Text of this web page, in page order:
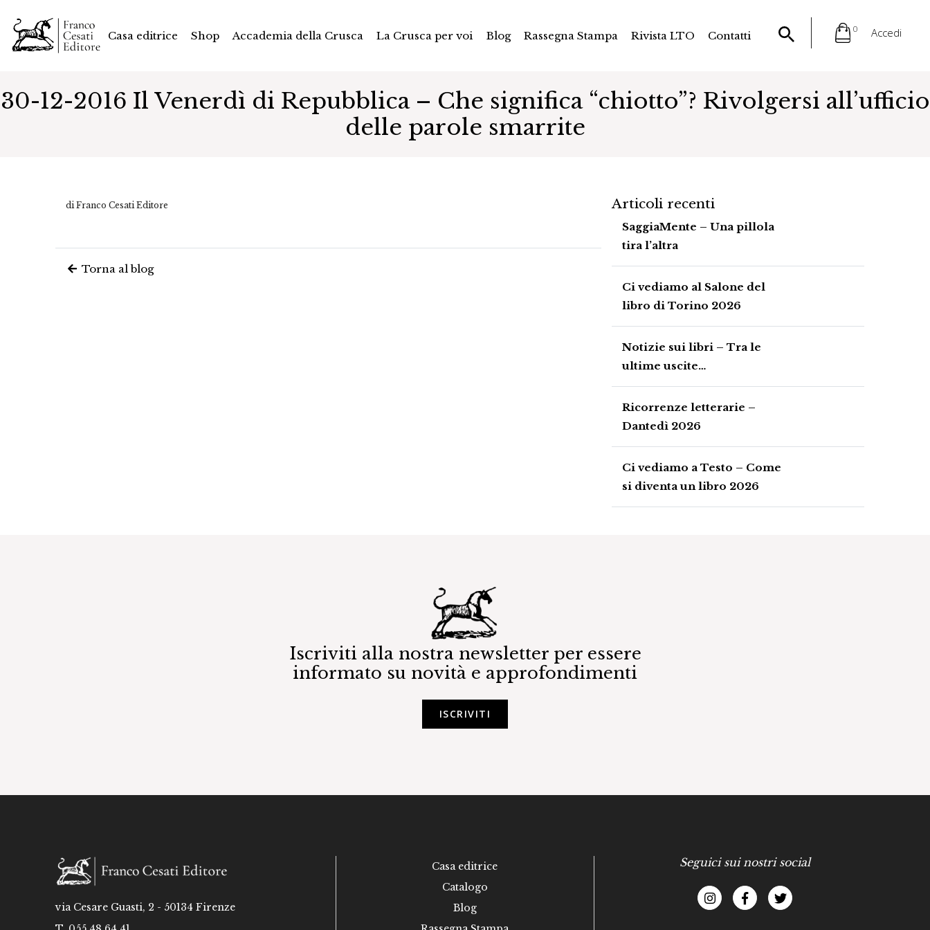
Casa editrice Shop Accademia della Crusca La Crusca per voi Blog Rassegna Stampa Rivista LTO Contatti
0 Accedi
30-12-2016 Il Venerdì di Repubblica – Che significa “chiotto”? Rivolgersi all’ufficio
delle parole smarrite
di Franco Cesati Editore
Torna al blog
Articoli recenti
SaggiaMente – Una pillola
tira l’altra
Ci vediamo al Salone del
libro di Torino 2026
Notizie sui libri – Tra le
ultime uscite…
Ricorrenze letterarie –
Dantedì 2026
Ci vediamo a Testo – Come
si diventa un libro 2026
Iscriviti alla nostra newsletter per essere
informato su novità e approfondimenti
ISCRIVITI
via Cesare Guasti, 2 - 50134 Firenze
Casa editrice
Catalogo
Blog
Seguici sui nostri social